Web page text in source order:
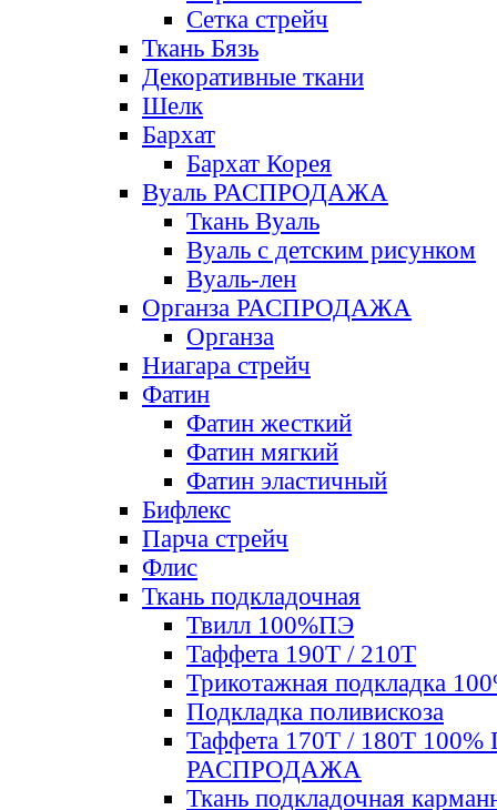
Сетка стрейч
Ткань Бязь
Декоративные ткани
Шелк
Бархат
Бархат Корея
Вуаль РАСПРОДАЖА
Ткань Вуаль
Вуаль с детским рисунком
Вуаль-лен
Органза РАСПРОДАЖА
Органза
Ниагара стрейч
Фатин
Фатин жесткий
Фатин мягкий
Фатин элаcтичный
Бифлекс
Парча стрейч
Флис
Ткань подкладочная
Твилл 100%ПЭ
Таффета 190Т / 210Т
Трикотажная подкладка
Подкладка поливискоза
Таффета 170Т / 180Т 100%
РАСПРОДАЖА
Ткань подкладочная